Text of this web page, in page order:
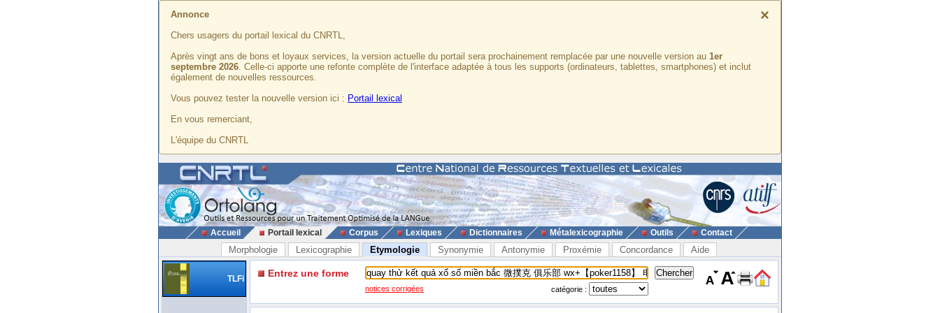
×
Annonce
Chers usagers du portail lexical du CNRTL,
Après vingt ans de bons et loyaux services, la version actuelle du portail sera prochainement remplacée par une nouvelle version au 1er
septembre 2026. Celle-ci apporte une refonte complète de l'interface adaptée à tous les supports (ordinateurs, tablettes, smartphones) et inclut
également de nouvelles ressources.
Vous pouvez tester la nouvelle version ici : Portail lexical
En vous remerciant,
L'équipe du CNRTL
Accueil Portail lexical Corpus Lexiques Dictionnaires Métalexicographie Outils Contact
Morphologie Lexicographie Etymologie Synonymie Antonymie Proxémie Concordance Aide
TLFi Entrez une forme
notices corrigées catégorie :